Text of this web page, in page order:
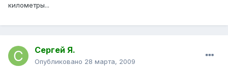
километры...
Сергей Я.
Опубликовано 28 марта, 2009